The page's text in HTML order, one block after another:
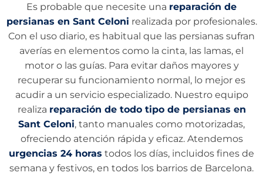
Es probable que necesite una reparación de
persianas en Sant Celoni realizada por profesionales.
Con el uso diario, es habitual que las persianas sufran
averías en elementos como la cinta, las lamas, el
motor o las guías. Para evitar daños mayores y
recuperar su funcionamiento normal, lo mejor es
acudir a un servicio especializado. Nuestro equipo
realiza reparación de todo tipo de persianas en
Sant Celoni, tanto manuales como motorizadas,
ofreciendo atención rápida y eficaz. Atendemos
urgencias 24 horas todos los días, incluidos fines de
semana y festivos, en todos los barrios de Barcelona.